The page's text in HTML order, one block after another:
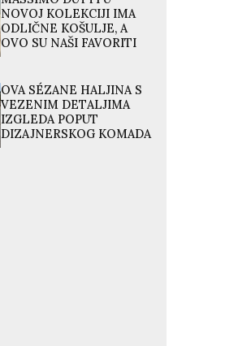
NOVOJ KOLEKCIJI IMA
ODLIČNE KOŠULJE, A
OVO SU NAŠI FAVORITI
OVA SÉZANE HALJINA S
VEZENIM DETALJIMA
IZGLEDA POPUT
DIZAJNERSKOG KOMADA